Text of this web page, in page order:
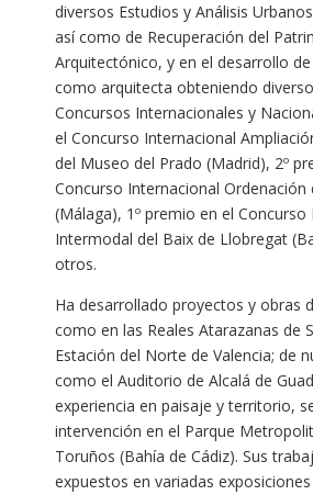
diversos Estudios y Análisis
así como de Recuperación del
Arquitectónico, y en el desarrollo
como arquitecta obteniendo
Concursos Internacionales y
el Concurso Internacional
del Museo del Prado (Madrid), 2º
Concurso Internacional Ordenación
(Málaga), 1º premio en el Concurso
Intermodal del Baix de Llobregat
otros.
Ha desarrollado proyectos y obras
como en las Reales Atarazanas de
Estación del Norte de Valencia; de
como el Auditorio de Alcalá de
experiencia en paisaje y territorio,
intervención en el Parque
Toruños (Bahía de Cádiz). Sus
expuestos en variadas